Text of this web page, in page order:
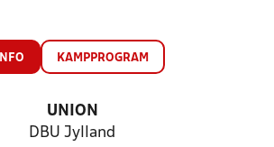
INFO KAMPPROGRAM
UNION
DBU Jylland